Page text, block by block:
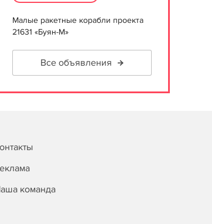
Малые ракетные корабли проекта
21631 «Буян-М»
Все объявления
команда